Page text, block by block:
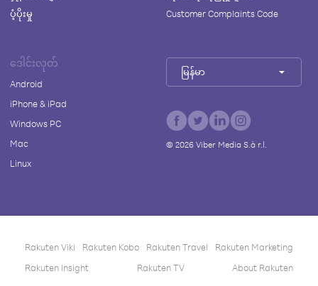
ပံ့ပိုးမှု
Customer Complaints Code
ဒေါင်းလုတ်
Android
iPhone & iPad
Windows PC
Mac
Linux
မြန်မာ
© 2026Viber Media S.à r.l.
Rakuten Viki Rakuten Kobo Rakuten Travel
Rakuten Marketing
Rakuten Insight
Rakuten TV About Rakuten